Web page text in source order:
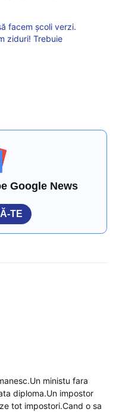
facem școli verzi.
ziduri! Trebuie
Google News
TE
ministu fara
diploma.Un impostor
tot impostori.Cand o sa